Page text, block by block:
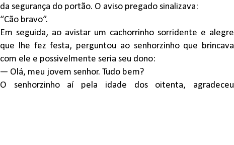
da segurança do portão. O aviso pregado sinalizava:
“Cão bravo”.
Em seguida, ao avistar um cachorrinho sorridente e alegre
que lhe fez festa, perguntou ao senhorzinho que brincava
com ele e possivelmente seria seu dono:
— Olá, meu jovem senhor. Tudo bem?
O senhorzinho aí pela idade dos oitenta, agradeceu